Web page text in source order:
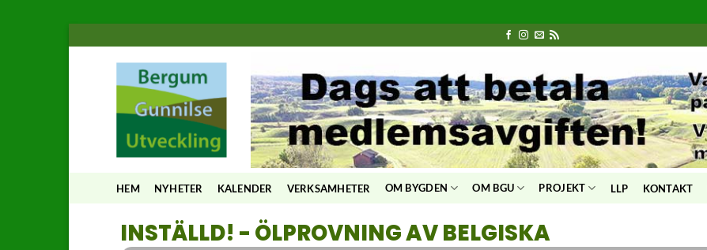
HEM NYHETER KALENDER VERKSAMHETER OM BYGDEN OM BGU PROJEKT LLP KONTAKT
INSTÄLLD! - ÖLPROVNING AV BELGISKA